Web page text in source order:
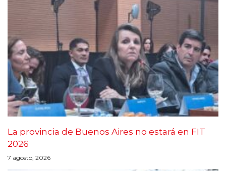
La provincia de Buenos Aires no estará en FIT
2026
7 agosto, 2026